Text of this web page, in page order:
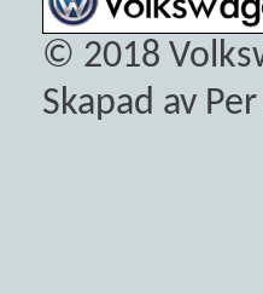
© 2018
Skapad av